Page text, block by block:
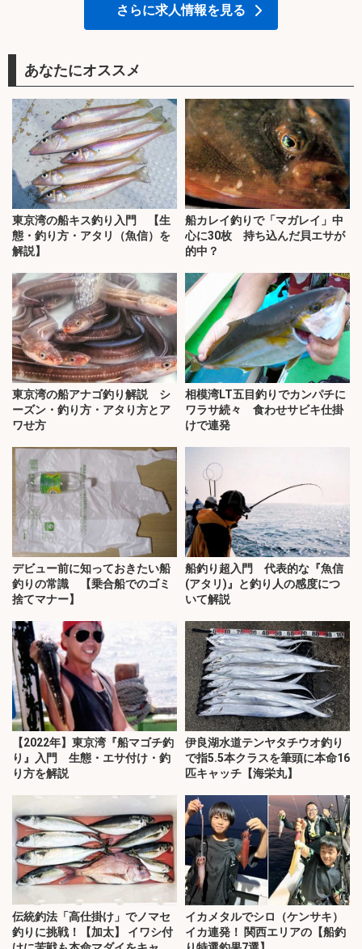
さらに求人情報を見る
あなたにオススメ
東京湾の船キス釣り入門 【生
態・釣り方・アタリ（魚信）を
解説】
船カレイ釣りで「マガレイ」中
心に30枚 持ち込んだ貝エサが
的中？
東京湾の船アナゴ釣り解説 シ
ーズン・釣り方・アタり方とア
ワせ方
相模湾LT五目釣りでカンパチに
ワラサ続々 食わせサビキ仕掛
けで連発
デビュー前に知っておきたい船
釣りの常識 【乗合船でのゴミ
捨てマナー】
船釣り超入門 代表的な『魚信
(アタリ)』と釣り人の感度につ
いて解説
【2022年】東京湾『船マゴチ釣
り』入門 生態・エサ付け・釣
り方を解説
伊良湖水道テンヤタチウオ釣り
で指5.5本クラスを筆頭に本命16
匹キャッチ【海栄丸】
伝統釣法「高仕掛け」でノマセ
釣りに挑戦！【加太】 イワシ付
イカメタルでシロ（ケンサキ）
イカ連発！ 関西エリアの【船釣